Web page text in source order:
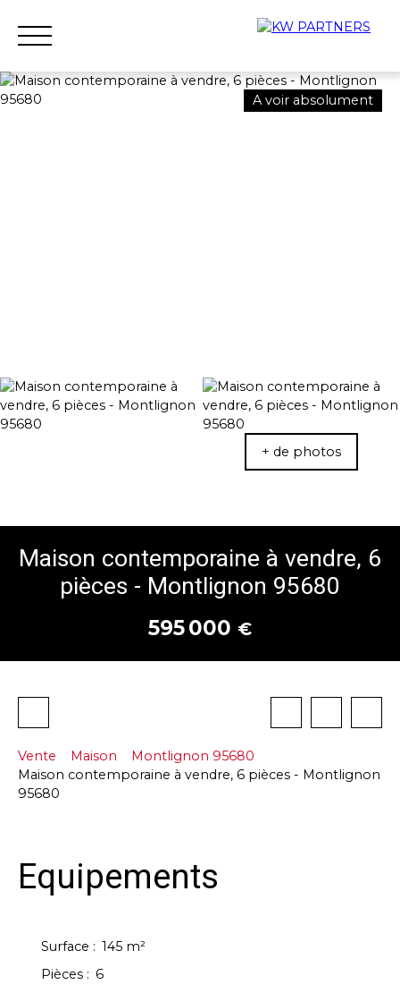
A voir absolument
+ de photos
Maison contemporaine à vendre, 6
pièces - Montlignon 95680
595 000 €
Vente Maison
Montlignon 95680
Maison contemporaine à vendre, 6 pièces - Montlignon
95680
Equipements
Surface : 145 m²
Pièces : 6